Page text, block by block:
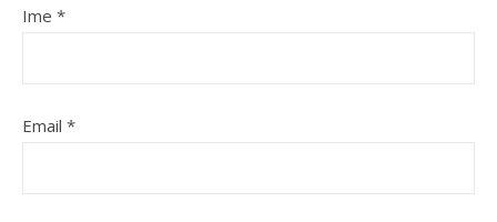
Ime *
Email *